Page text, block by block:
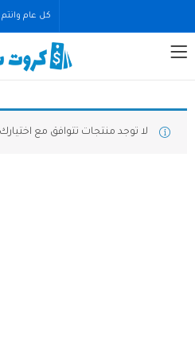
كل عام وانتم
لا توجد منتجات تتوافق مع